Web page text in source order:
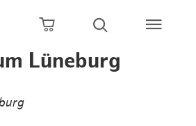
Zum Hauptinhalt springen
Zur Hauptnavigation springen
Zur Volltextsuche springen
Zum Footer springen
Warenkorb öffnen
Suche öffnen
Lüneburg